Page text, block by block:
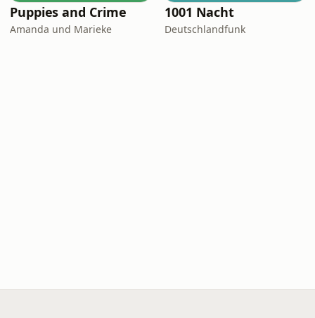
Puppies and Crime
Amanda und Marieke
1001 Nacht
Deutschlandfunk